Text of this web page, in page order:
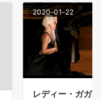
2020-01-22
レディー・ガガ